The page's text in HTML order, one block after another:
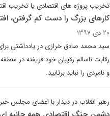
تخریب پروژه های اقتصادی یا تخریب
کارهای بزرگ را دست کم گرفتن،
۲۰ دی ۱۳۹۷
سید محمد صادق خرازی در یادداشتی
رقابت ناسالم رقیبان خود فریفته در
و نامردی را نباید برتابید.
رهبر انقلاب در دیدار با اعضای مجلس